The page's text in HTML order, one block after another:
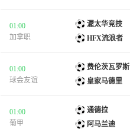
01:00
加拿职
渥太华竞技
HFX流浪者
01:00
球会友谊
费伦茨瓦罗斯
皇家马德里
01:00
葡甲
通德拉
阿马兰迪